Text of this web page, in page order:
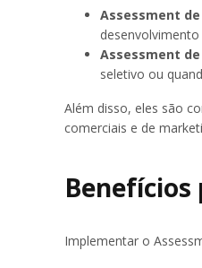
Assessment de
Assessment de
seletivo ou
Além disso, eles são
comerciais e de
Implementar o